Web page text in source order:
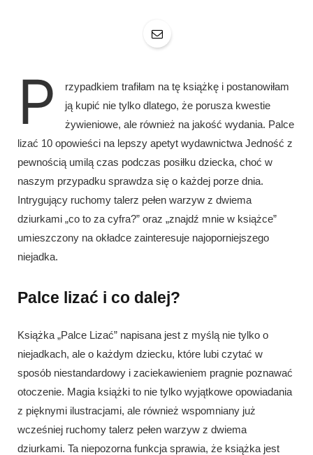
P
rzypadkiem trafiłam na tę książkę i postanowiłam
ją kupić nie tylko dlatego, że porusza kwestie
żywieniowe, ale również na jakość wydania. Palce
lizać 10 opowieści na lepszy apetyt wydawnictwa Jedność z
pewnością umilą czas podczas posiłku dziecka, choć w
naszym przypadku sprawdza się o każdej porze dnia.
Intrygujący ruchomy talerz pełen warzyw z dwiema
dziurkami „co to za cyfra?” oraz „znajdź mnie w książce”
umieszczony na okładce zainteresuje najoporniejszego
niejadka.
Palce lizać i co dalej?
Książka „Palce Lizać” napisana jest z myślą nie tylko o
niejadkach, ale o każdym dziecku, które lubi czytać w
sposób niestandardowy i zaciekawieniem pragnie poznawać
otoczenie. Magia książki to nie tylko wyjątkowe opowiadania
z pięknymi ilustracjami, ale również wspomniany już
wcześniej ruchomy talerz pełen warzyw z dwiema
dziurkami. Ta niepozorna funkcja sprawia, że książka jest